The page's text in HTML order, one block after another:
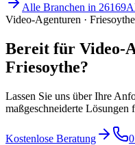
Alle Branchen in 26169
Video-Agenturen · Friesoythe
Bereit für Video-
Friesoythe?
Lassen Sie uns über Ihre
maßgeschneiderte
Kostenlose Beratung